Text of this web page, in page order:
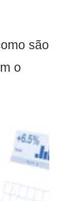
são
o